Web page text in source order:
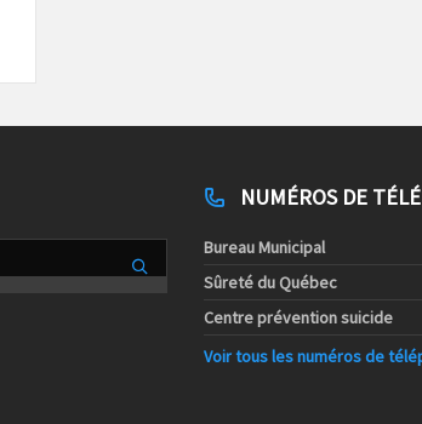
NUMÉROS DE
Bureau Municipal
Sûreté du Québec
Centre prévention suicide
Voir tous les numéros de